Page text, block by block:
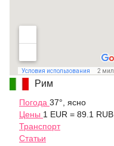
Рим
Погода 37°, ясно
Цены 1 EUR = 89.1 RUB
Транспорт
Статьи